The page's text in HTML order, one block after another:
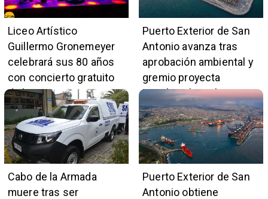
Liceo Artístico
Guillermo Gronemeyer
celebrará sus 80 años
con concierto gratuito
de la Orquesta Marga
Marga
Puerto Exterior de San
Antonio avanza tras
aprobación ambiental y
gremio proyecta
impulso al empleo y
comercio local
Cabo de la Armada
muere tras ser
Puerto Exterior de San
Antonio obtiene